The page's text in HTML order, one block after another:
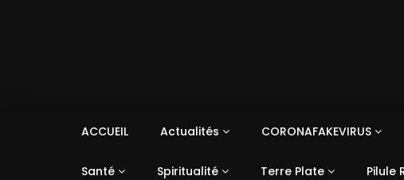
ACCUEIL Actualités CORONAFAKEVIRUS
Santé Spiritualité Terre Plate Pilule